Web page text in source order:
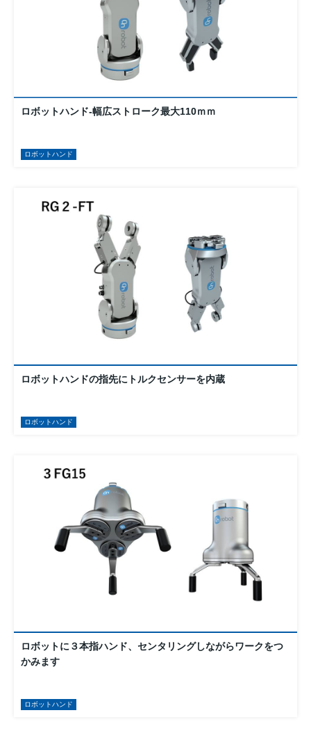
ロボットハンド-幅広ストローク最大110ｍｍ
ロボットハンド
ロボットハンドの指先にトルクセンサーを内蔵
ロボットハンド
ロボットに３本指ハンド、センタリングしながらワークをつ
かみます
ロボットハンド